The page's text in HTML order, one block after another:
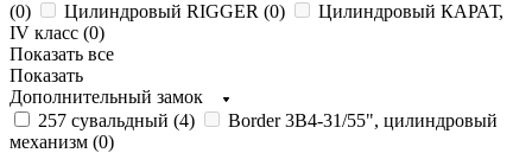
(0) Цилиндровый RIGGER (0)
Цилиндровый КАРАТ,
IV класс (0)
Показать все
Показать
Дополнительный замок
257 сувальдный (4)
Border 3В4-31/55", цилиндровый
механизм (0)